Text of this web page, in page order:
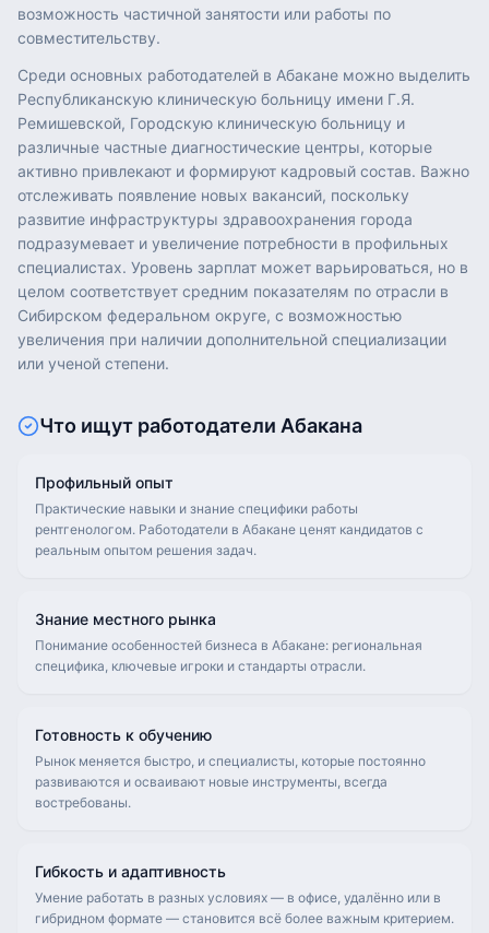
возможность частичной занятости или работы по
совместительству.
Среди основных работодателей в Абакане можно выделить
Республиканскую клиническую больницу имени Г.Я.
Ремишевской, Городскую клиническую больницу и
различные частные диагностические центры, которые
активно привлекают и формируют кадровый состав. Важно
отслеживать появление новых вакансий, поскольку
развитие инфраструктуры здравоохранения города
подразумевает и увеличение потребности в профильных
специалистах. Уровень зарплат может варьироваться, но в
целом соответствует средним показателям по отрасли в
Сибирском федеральном округе, с возможностью
увеличения при наличии дополнительной специализации
или ученой степени.
Что ищут работодатели Абакана
Профильный опыт
Практические навыки и знание специфики работы
рентгенологом. Работодатели в Абакане ценят кандидатов с
реальным опытом решения задач.
Знание местного рынка
Понимание особенностей бизнеса в Абакане: региональная
специфика, ключевые игроки и стандарты отрасли.
Готовность к обучению
Рынок меняется быстро, и специалисты, которые постоянно
развиваются и осваивают новые инструменты, всегда
востребованы.
Гибкость и адаптивность
Умение работать в разных условиях — в офисе, удалённо или в
гибридном формате — становится всё более важным критерием.